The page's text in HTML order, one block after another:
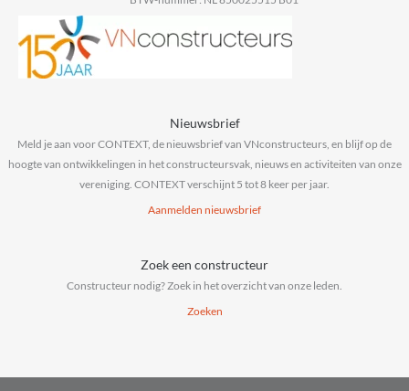
Nieuwsbrief
Meld je aan voor CONTEXT, de nieuwsbrief van VNconstructeurs, en blijf op de
hoogte van ontwikkelingen in het constructeursvak, nieuws en activiteiten van onze
vereniging. CONTEXT verschijnt 5 tot 8 keer per jaar.
Aanmelden nieuwsbrief
Zoek een constructeur
Constructeur nodig? Zoek in het overzicht van onze leden.
Zoeken